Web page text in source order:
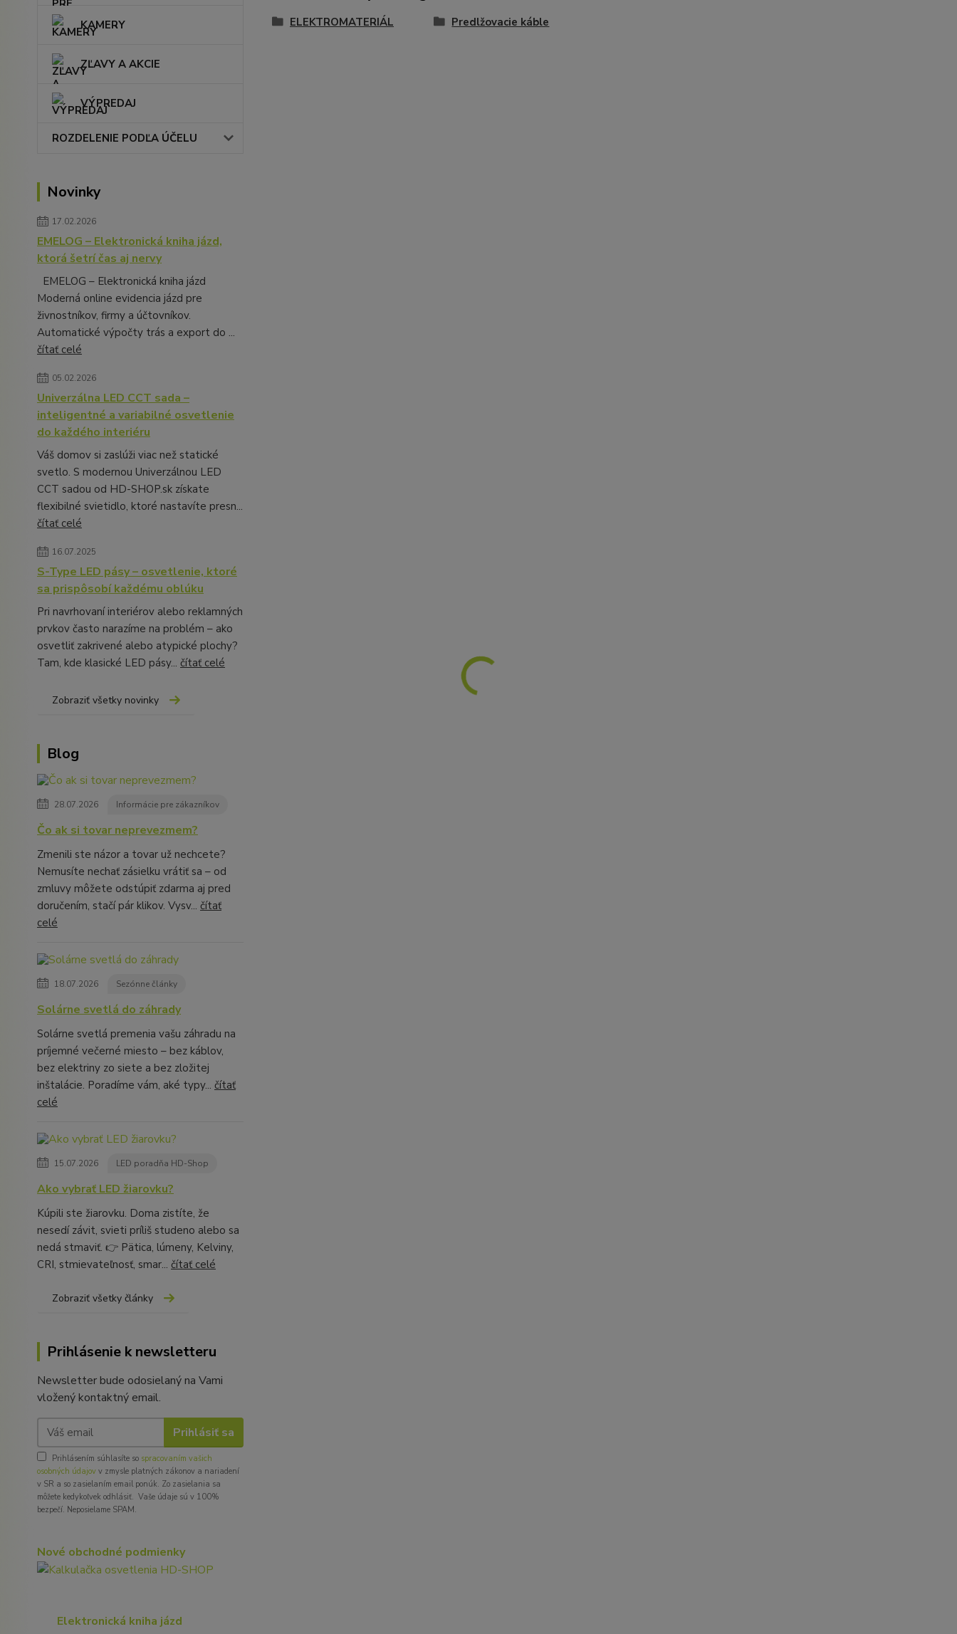
KAMERY
ZĽAVY A AKCIE
VÝPREDAJ
ROZDELENIE PODĽA ÚČELU
Novinky
17.02.2026
EMELOG – Elektronická kniha jázd,
ktorá šetrí čas aj nervy
EMELOG – Elektronická kniha jázd
Moderná online evidencia jázd pre
živnostníkov, firmy a účtovníkov.
Automatické výpočty trás a export do ...
čítať celé
05.02.2026
Univerzálna LED CCT sada –
inteligentné a variabilné osvetlenie
do každého interiéru
Váš domov si zaslúži viac než statické
svetlo. S modernou Univerzálnou LED
CCT sadou od HD-SHOP.sk získate
flexibilné svietidlo, ktoré nastavíte presn...
čítať celé
16.07.2025
S-Type LED pásy – osvetlenie, ktoré
sa prispôsobí každému oblúku
Pri navrhovaní interiérov alebo reklamných
prvkov často narazíme na problém – ako
osvetliť zakrivené alebo atypické plochy?
Tam, kde klasické LED pásy... čítať celé
Zobraziť všetky novinky
Blog
28.07.2026 Informácie pre zákazníkov
Čo ak si tovar neprevezmem?
Zmenili ste názor a tovar už nechcete?
Nemusíte nechať zásielku vrátiť sa – od
zmluvy môžete odstúpiť zdarma aj pred
doručením, stačí pár klikov. Vysv... čítať
celé
18.07.2026 Sezónne články
Solárne svetlá do záhrady
Solárne svetlá premenia vašu záhradu na
príjemné večerné miesto – bez káblov,
bez elektriny zo siete a bez zložitej
inštalácie. Poradíme vám, aké typy... čítať
celé
15.07.2026 LED poradňa HD-Shop
Ako vybrať LED žiarovku?
Kúpili ste žiarovku. Doma zistíte, že
nesedí závit, svieti príliš studeno alebo sa
nedá stmaviť. 👉 Pätica, lúmeny, Kelviny,
CRI, stmievateľnosť, smar... čítať celé
Zobraziť všetky články
Prihlásenie k newsletteru
Newsletter bude odosielaný na Vami
vložený kontaktný email.
Prihlásiť sa
Prihlásením súhlasíte so spracovaním vašich
osobných údajov v zmysle platných zákonov a nariadení
v SR a so zasielaním email ponúk. Zo zasielania sa
môžete kedykoľvek odhlásiť. Vaše údaje sú v 100%
bezpečí. Neposielame SPAM.
Nové obchodné podmienky
Elektronická kniha jázd
ELEKTROMATERIÁL Predlžovacie káble